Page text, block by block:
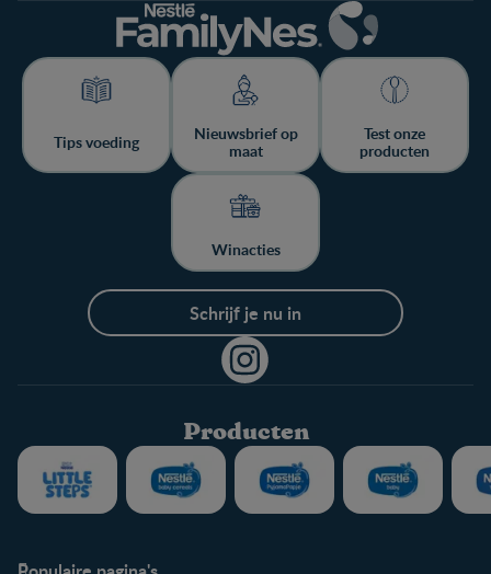
Tips voeding
Nieuwsbrief op
maat
Test onze
producten
Winacties
Schrijf je nu in
Producten